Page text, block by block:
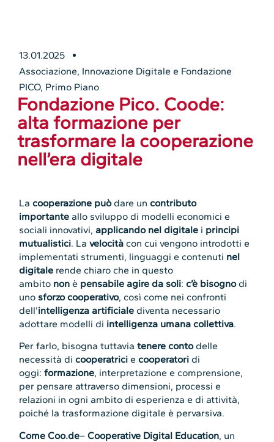
13.01.2025
Associazione, Innovazione Digitale e Fondazione
PICO, Primo Piano
Fondazione Pico. Coode:
alta formazione per
trasformare la cooperazione
nell’era digitale
Lacooperazione puòdare uncontributo
importante allo sviluppo di modelli economici e
sociali innovativi,applicando nel digitale i principi
mutualistici. Lavelocità con cui vengono introdotti e
implementati strumenti, linguaggi e contenuti nel
digitale rende chiaro che in questo
ambito non è pensabile agire da soli:c’è bisognodi
uno sforzo cooperativo, così come nei confronti
dell’intelligenza artificiale diventa necessario
adottare modelli di intelligenza umana collettiva.
Per farlo, bisogna tuttaviatenere contodelle
necessità dicooperatrici ecooperatori di
oggi:formazione, interpretazione e comprensione,
per pensare attraverso dimensioni, processi e
relazioni in ogni ambito di esperienza e di attività,
poiché la trasformazione digitale è pervarsiva.
Come Coo.de–Cooperative Digital Education, un